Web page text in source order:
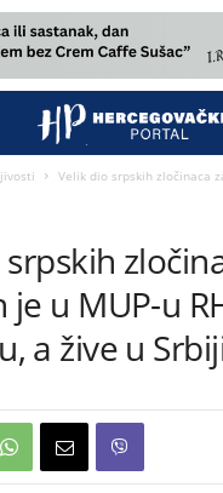
Velik dio srpskih zločinaca
je u MUP-u
a žive u